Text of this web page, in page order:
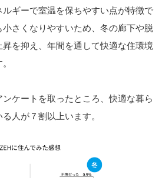
ルギーで室温を保ちやすい点が特徴で
さくなりやすいため、冬の廊下や脱
を抑え、年間を通して快適な住環境
ケートを取ったところ、快適な暮ら
人が７割以上います。